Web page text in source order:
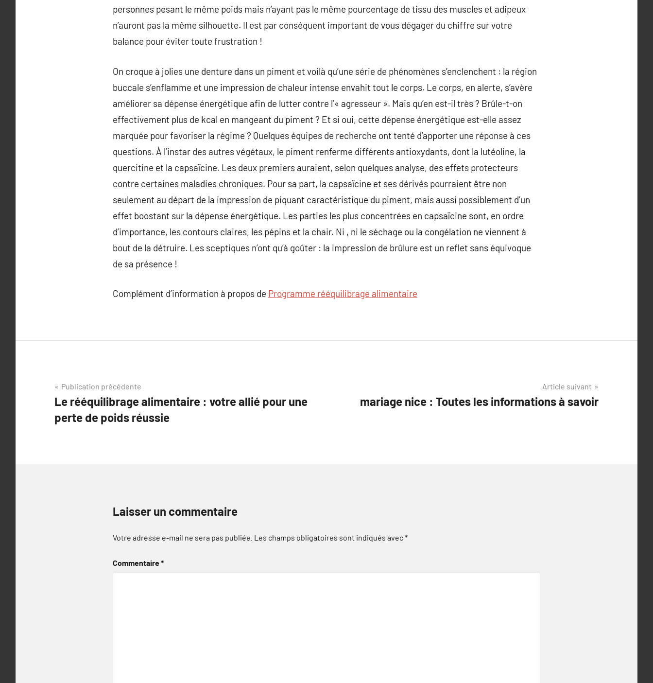
personnes pesant le même poids mais n’ayant pas le même pourcentage de tissu des muscles et adipeux
n’auront pas la même silhouette. Il est par conséquent important de vous dégager du chiffre sur votre
balance pour éviter toute frustration !
On croque à jolies une denture dans un piment et voilà qu’une série de phénomènes s’enclenchent : la région
buccale s’enflamme et une impression de chaleur intense envahit tout le corps. Le corps, en alerte, s’avère
améliorer sa dépense énergétique afin de lutter contre l’« agresseur ». Mais qu’en est-il très ? Brûle-t-on
effectivement plus de kcal en mangeant du piment ? Et si oui, cette dépense énergétique est-elle assez
marquée pour favoriser la régime ? Quelques équipes de recherche ont tenté d’apporter une réponse à ces
questions. À l’instar des autres végétaux, le piment renferme différents antioxydants, dont la lutéoline, la
quercitine et la capsaïcine. Les deux premiers auraient, selon quelques analyse, des effets protecteurs
contre certaines maladies chroniques. Pour sa part, la capsaïcine et ses dérivés pourraient être non
seulement au départ de la impression de piquant caractéristique du piment, mais aussi possiblement d’un
effet boostant sur la dépense énergétique. Les parties les plus concentrées en capsaïcine sont, en ordre
d’importance, les contours claires, les pépins et la chair. Ni , ni le séchage ou la congélation ne viennent à
bout de la détruire. Les sceptiques n’ont qu’à goûter : la impression de brûlure est un reflet sans équivoque
de sa présence !
Complément d’information à propos de Programme rééquilibrage alimentaire
Navigation
de
l’article
Publication précédente
Le rééquilibrage alimentaire : votre allié pour une
perte de poids réussie
Article suivant
mariage nice : Toutes les informations à savoir
Laisser un commentaire
Votre adresse e-mail ne sera pas publiée. Les champs obligatoires sont indiqués avec*
Commentaire*